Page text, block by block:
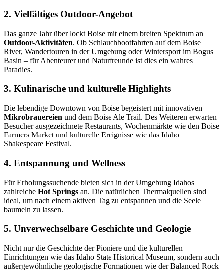
2. Vielfältiges Outdoor-Angebot
Das ganze Jahr über lockt Boise mit einem breiten Spektrum an
Outdoor-Aktivitäten. Ob Schlauchbootfahrten auf dem Boise
River, Wandertouren in der Umgebung oder Wintersport im Bogus
Basin – für Abenteurer und Naturfreunde ist dies ein wahres
Paradies.
3. Kulinarische und kulturelle Highlights
Die lebendige Downtown von Boise begeistert mit innovativen
Mikrobrauereien und dem Boise Ale Trail. Des Weiteren erwarten
Besucher ausgezeichnete Restaurants, Wochenmärkte wie den Boise
Farmers Market und kulturelle Ereignisse wie das Idaho
Shakespeare Festival.
4. Entspannung und Wellness
Für Erholungssuchende bieten sich in der Umgebung Idahos
zahlreiche Hot Springs an. Die natürlichen Thermalquellen sind
ideal, um nach einem aktiven Tag zu entspannen und die Seele
baumeln zu lassen.
5. Unverwechselbare Geschichte und Geologie
Nicht nur die Geschichte der Pioniere und die kulturellen
Einrichtungen wie das Idaho State Historical Museum, sondern auch
außergewöhnliche geologische Formationen wie der Balanced Rock